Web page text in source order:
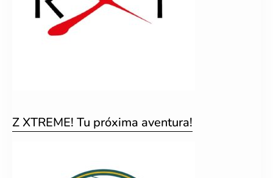
Z XTREME! Tu próxima aventura!